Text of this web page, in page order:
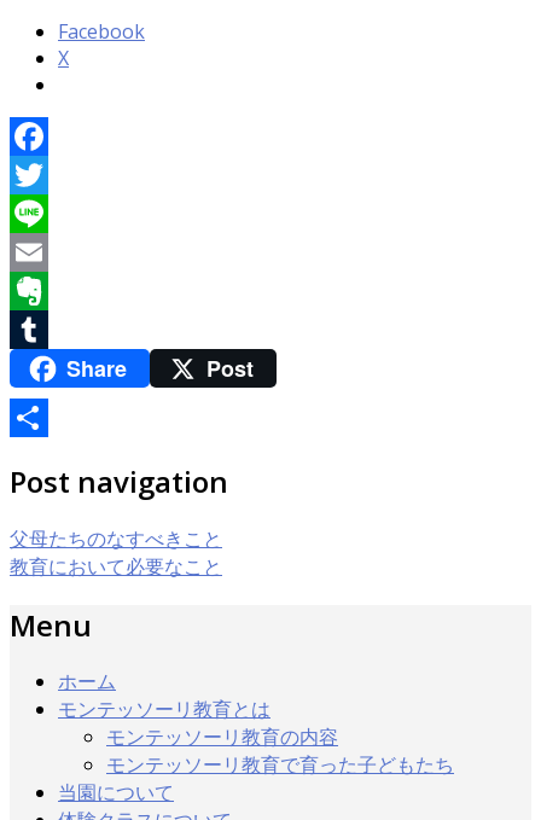
Facebook
X
Facebook
Twitter
Line
Email
Evernote
TumblrShare Post
有
Post navigation
父母たちのなすべきこと
教育において必要なこと
Menu
ホーム
モンテッソーリ教育とは
モンテッソーリ教育の内容
モンテッソーリ教育で育った子どもたち
当園について